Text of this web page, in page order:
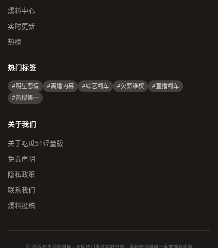
爆料中心
实时更新
热榜
热门标签
#明星恋情 #离婚内幕 #综艺翻车 #欠薪维权
#直播翻车
#热搜第一
关于我们
关于吃瓜51轻量版
免责声明
隐私政策
联系我们
爆料投稿